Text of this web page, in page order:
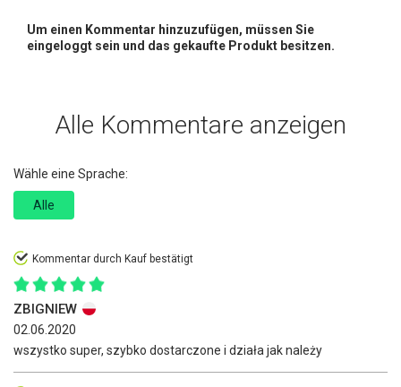
Um einen Kommentar hinzuzufügen, müssen Sie
eingeloggt sein und das gekaufte Produkt besitzen.
Alle Kommentare anzeigen
Wähle eine Sprache:
Alle
Kommentar durch Kauf bestätigt
ZBIGNIEW
02.06.2020
wszystko super, szybko dostarczone i działa jak należy